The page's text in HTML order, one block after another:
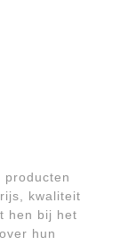
producten
kwaliteit
hen bij het
hun